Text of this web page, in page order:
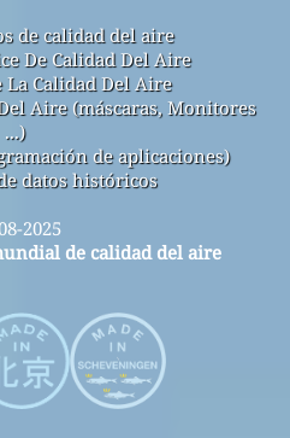
de calidad del aire
De Calidad Del Aire
La Calidad Del Aire
Aire (máscaras, Monitores
...)
de aplicaciones)
datos históricos
2025
de calidad del aire